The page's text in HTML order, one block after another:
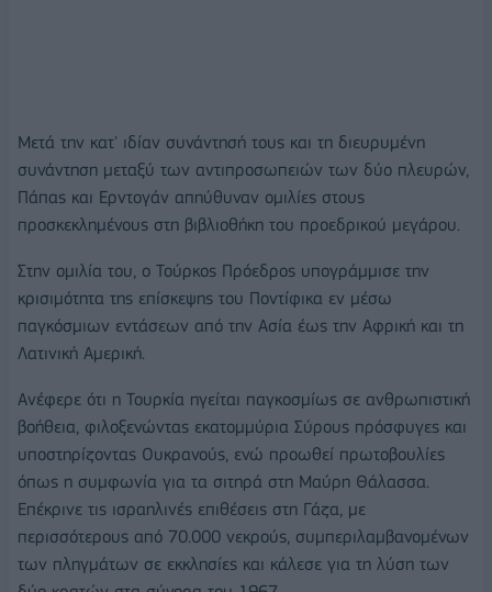
Μετά την κατ' ιδίαν συνάντησή τους και τη διευρυμένη
συνάντηση μεταξύ των αντιπροσωπειών των δύο πλευρών,
Πάπας και Ερντογάν απηύθυναν ομιλίες στους
προσκεκλημένους στη βιβλιοθήκη του προεδρικού μεγάρου.
Στην ομιλία του, ο Τούρκος Πρόεδρος υπογράμμισε την
κρισιμότητα της επίσκεψης του Ποντίφικα εν μέσω
παγκόσμιων εντάσεων από την Ασία έως την Αφρική και τη
Λατινική Αμερική.
Ανέφερε ότι η Τουρκία ηγείται παγκοσμίως σε ανθρωπιστική
βοήθεια, φιλοξενώντας εκατομμύρια Σύρους πρόσφυγες και
υποστηρίζοντας Ουκρανούς, ενώ προωθεί πρωτοβουλίες
όπως η συμφωνία για τα σιτηρά στη Μαύρη Θάλασσα.
Επέκρινε τις ισραηλινές επιθέσεις στη Γάζα, με
περισσότερους από 70.000 νεκρούς, συμπεριλαμβανομένων
των πληγμάτων σε εκκλησίες και κάλεσε για τη λύση των